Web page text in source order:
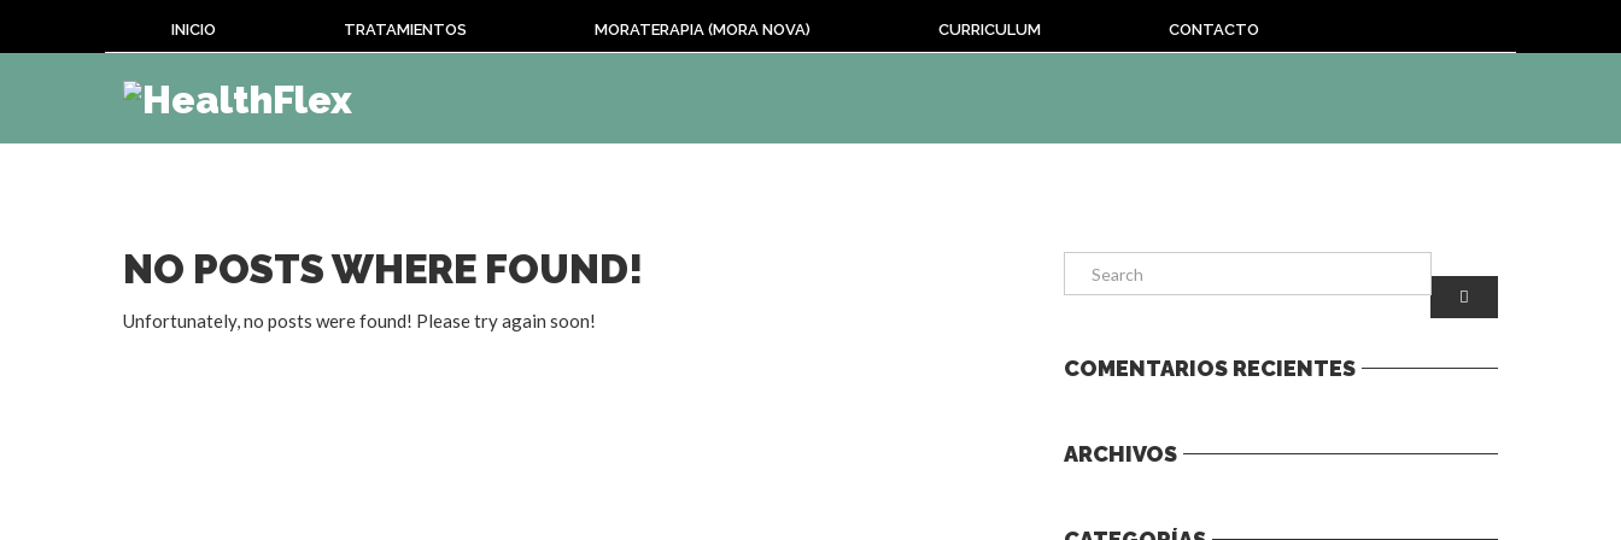
INICIO TRATAMIENTOS MORATERAPIA (MORA NOVA) CURRICULUM CONTACTO
NO POSTS WHERE FOUND!
Unfortunately, no posts were found! Please try again soon!
COMENTARIOS RECIENTES
ARCHIVOS